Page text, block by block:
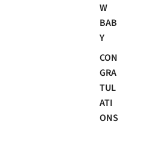
W
BAB
Y
CON
GRA
TUL
ATI
ONS